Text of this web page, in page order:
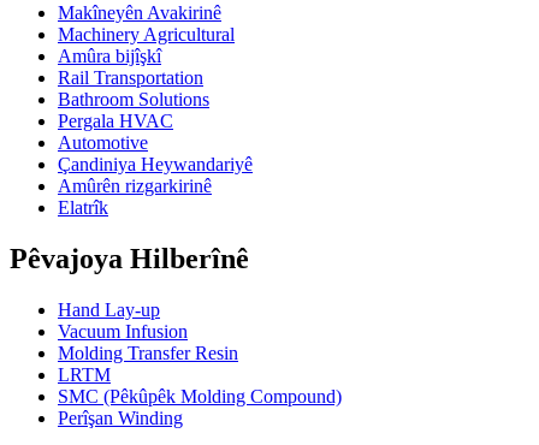
Makîneyên Avakirinê
Machinery Agricultural
Amûra bijîşkî
Rail Transportation
Bathroom Solutions
Pergala HVAC
Automotive
Çandiniya Heywandariyê
Amûrên rizgarkirinê
Elatrîk
Pêvajoya Hilberînê
Hand Lay-up
Vacuum Infusion
Molding Transfer Resin
LRTM
SMC (Pêkûpêk Molding Compound)
Perîşan Winding